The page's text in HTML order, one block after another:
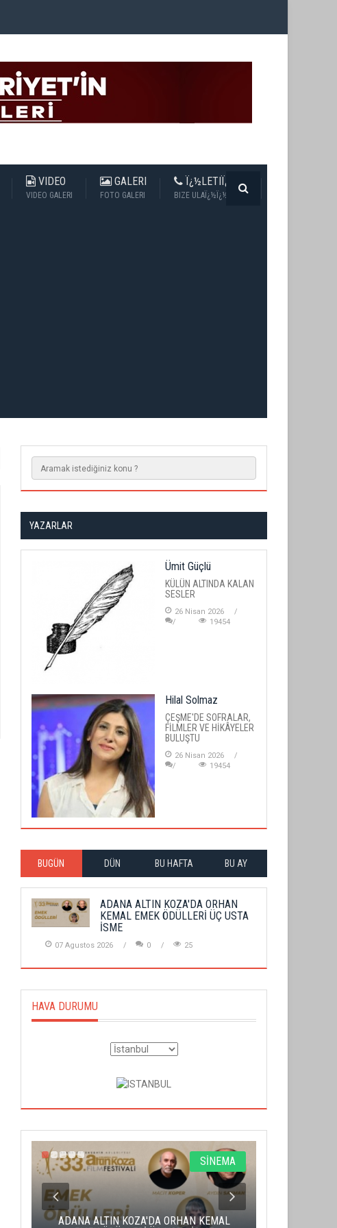
VIDEO
VIDEO GALERI
GALERI
FOTO GALERI
Ï¿½LETIÏ¿½IM
BIZE ULAÏ¿½Ï¿½N
YAZARLAR
Ümit Güçlü
KÜLÜN ALTINDA KALAN
SESLER
26 Nisan 2026
19454
Hilal Solmaz
ÇEŞME'DE SOFRALAR,
FİLMLER VE HİKÂYELER
BULUŞTU
26 Nisan 2026
19454
BUGÜN DÜN BU HAFTA BU AY
ADANA ALTIN KOZA'DA ORHAN
KEMAL EMEK ÖDÜLLERİ ÜÇ USTA
İSME
07 Agustos 2026 0 25
HAVA DURUMU
SİNEMA
ADANA ALTIN KOZA'DA ORHAN KEMAL